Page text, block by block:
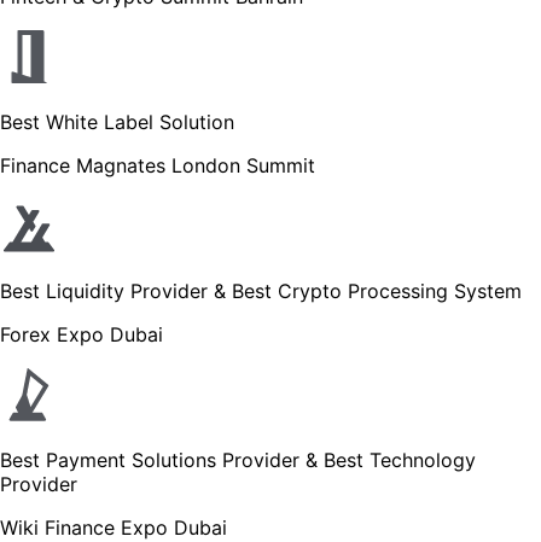
Best White Label Solution
Finance Magnates London Summit
Best Liquidity Provider & Best Crypto Processing System
Forex Expo Dubai
Best Payment Solutions Provider & Best Technology
Provider
Wiki Finance Expo Dubai